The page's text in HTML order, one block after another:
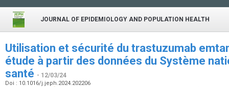
JOURNAL OF EPIDEMIOLOGY AND POPULATION HEALTH
Utilisation et sécurité du trastuzumab
étude à partir des données du Système
santé - 12/03/24
Doi : 10.1016/j.jeph.2024.202206